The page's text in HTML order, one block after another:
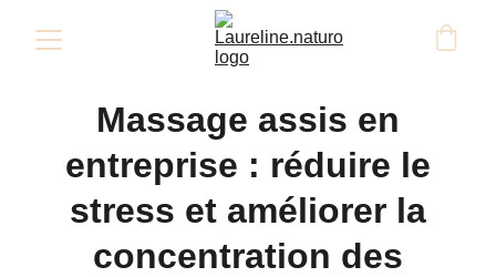
Massage assis en
entreprise : réduire le
stress et améliorer la
concentration des